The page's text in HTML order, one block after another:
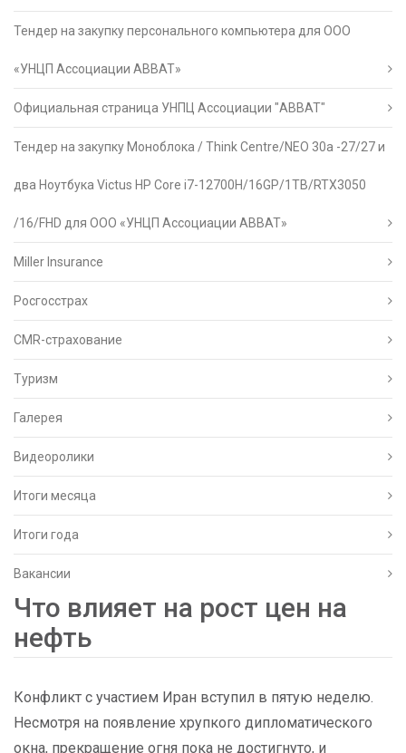
Тендер на закупку персонального компьютера для ООО
«УНЦП Ассоциации АВВАТ»
Официальная страница УНПЦ Ассоциации "АВВАТ"
Тендер на закупку Моноблока / Think Centre/NEO 30a -27/27 и
два Ноутбука Victus HP Core i7-12700H/16GP/1TB/RTX3050
/16/FHD для ООО «УНЦП Ассоциации АВВАТ»
Miller Insurance
Росгосстрах
CMR-страхование
Туризм
Галерея
Видеоролики
Итоги месяца
Итоги года
Вакансии
Что влияет на рост цен на
нефть
Конфликт с участием Иран вступил в пятую неделю.
Несмотря на появление хрупкого дипломатического
окна, прекращение огня пока не достигнуто, и